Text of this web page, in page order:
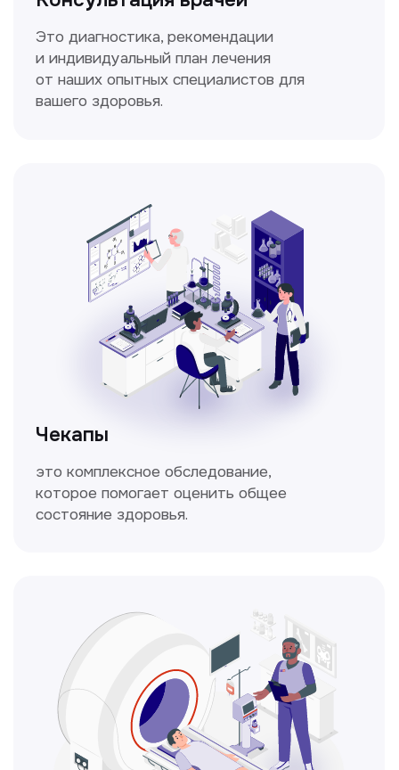
Метод исследования функции внешнего
дыхания, включающий в себя измерение
объёмных и скоростных показателей
прибора — кольпоскопа.